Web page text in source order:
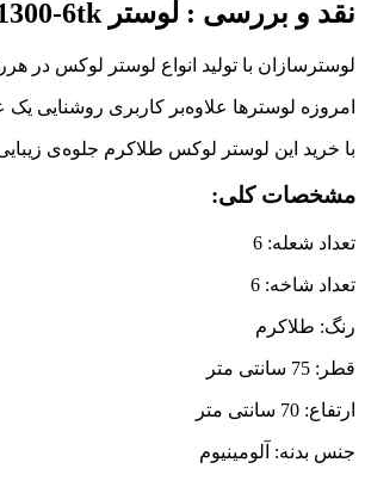
نقد و بررسی : لوستر L1300-6tk لوسترسازان
لوسترسازان با تولید انواع لوستر لوکس در
امروزه لوسترها علاوه‌بر کاربری روشنایی
با خرید این لوستر لوکس طلاکرم جلوه‌ی
مشخصات کلی:
تعداد شعله: 6
تعداد شاخه: 6
رنگ: طلاکرم
قطر: 75 سانتی متر
ارتفاع: 70 سانتی متر
جنس بدنه: آلومینیوم